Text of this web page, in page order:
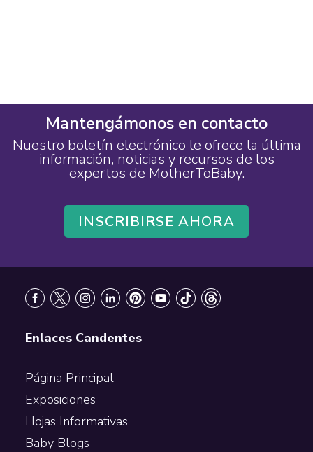
Mantengámonos en contacto
Nuestro boletín electrónico le ofrece la última
información, noticias y recursos de los
expertos de MotherToBaby.
INSCRIBIRSE AHORA
Enlaces Candentes
Página Principal
Exposiciones
Hojas Informativas
Baby Blogs